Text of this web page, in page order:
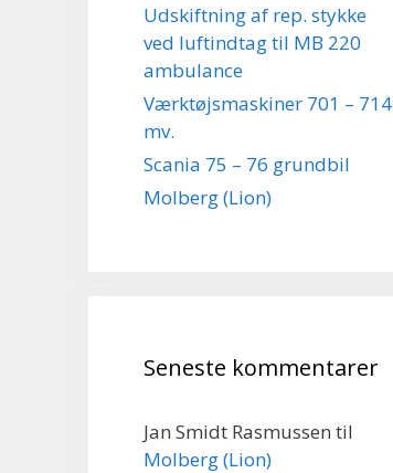
Udskiftning af rep. stykke
ved luftindtag til MB 220
ambulance
Værktøjsmaskiner 701 – 714
mv.
Scania 75 – 76 grundbil
Molberg (Lion)
Seneste kommentarer
Jan Smidt Rasmussen til
Molberg (Lion)